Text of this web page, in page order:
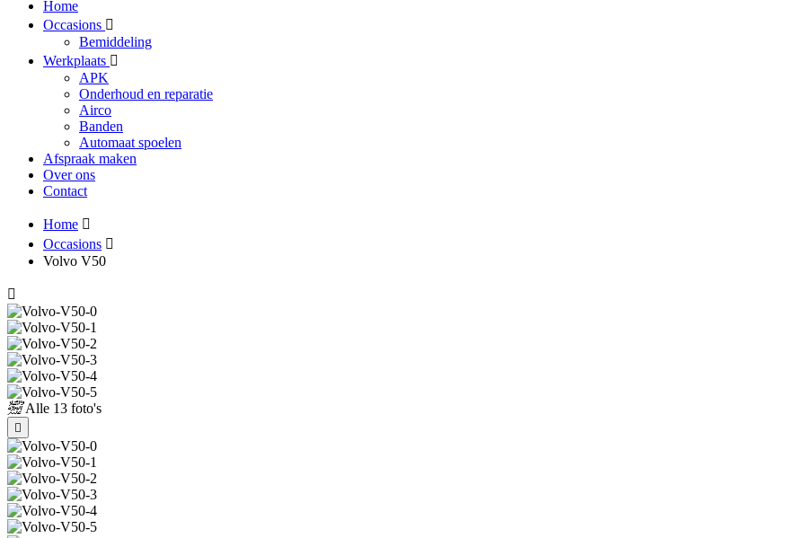
Home
Occasions
Bemiddeling
Werkplaats
APK
Onderhoud en reparatie
Airco
Banden
Automaat spoelen
Afspraak maken
Over ons
Contact
Home
Occasions
Volvo V50
Alle 13 foto's